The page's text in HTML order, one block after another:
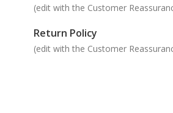
(edit with the Customer
Return Policy
(edit with the Customer